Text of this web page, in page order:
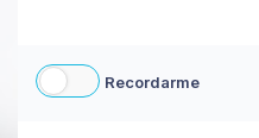
Recordarme